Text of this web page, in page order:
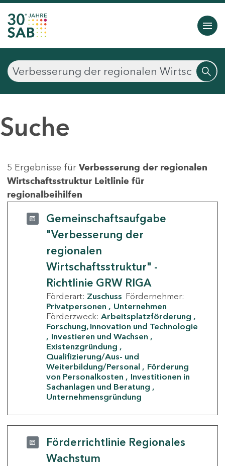
Suche
5 Ergebnisse für Verbesserung der regionalen
Wirtschaftsstruktur Leitlinie für
regionalbeihilfen
Gemeinschaftsaufgabe
"Verbesserung der
regionalen
Wirtschaftsstruktur" -
Richtlinie GRW RIGA
Förderart: Zuschuss Fördernehmer:
Privatpersonen
Unternehmen
Förderzweck: Arbeitsplatzförderung
Forschung, Innovation und Technologie
Investieren und Wachsen
Existenzgründung
Qualifizierung/Aus- und
Weiterbildung/Personal
Förderung
von Personalkosten
Investitionen in
Sachanlagen und Beratung
Unternehmensgründung
Förderrichtlinie Regionales
Wachstum